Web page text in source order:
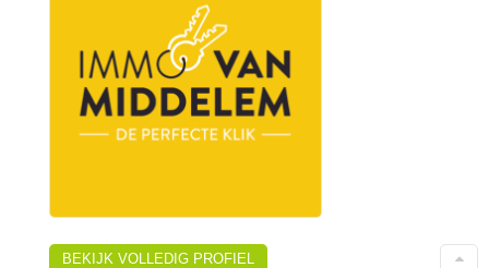
BEKIJK VOLLEDIG PROFIEL